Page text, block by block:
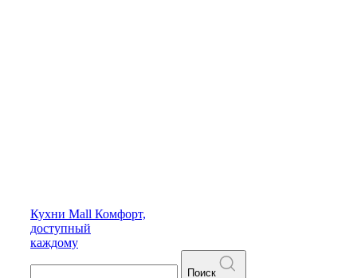
Кухни Mall Комфорт,
доступный
каждому
Поиск